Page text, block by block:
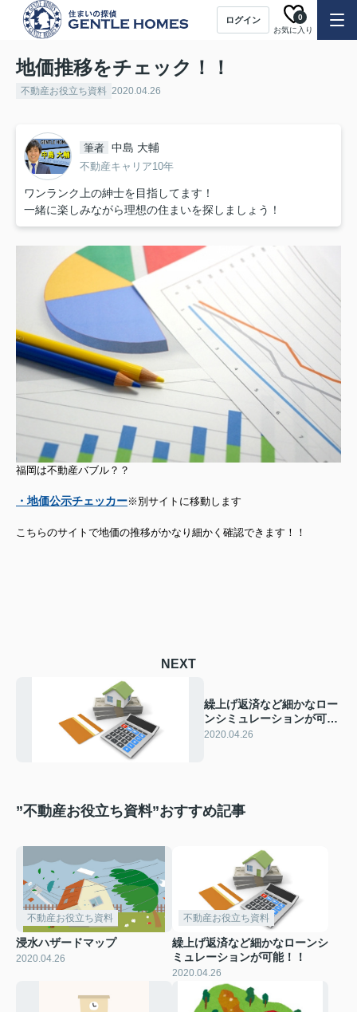
ログイン
お気に入り
0
地価推移をチェック！！
不動産お役立ち資料 2020.04.26
筆者 中島 大輔
不動産キャリア10年
ワンランク上の紳士を目指してます！
一緒に楽しみながら理想の住まいを探しましょう！
福岡は不動産バブル？？
・地価公示チェッカー※別サイトに移動します
こちらのサイトで地価の推移がかなり細かく確認できます！！
NEXT
繰上げ返済など細かなロー
ンシミュレーションが可
能！！
2020.04.26
”不動産お役立ち資料”おすすめ記事
不動産お役立ち資料
浸水ハザードマップ
2020.04.26
不動産お役立ち資料
繰上げ返済など細かなローンシ
ミュレーションが可能！！
2020.04.26